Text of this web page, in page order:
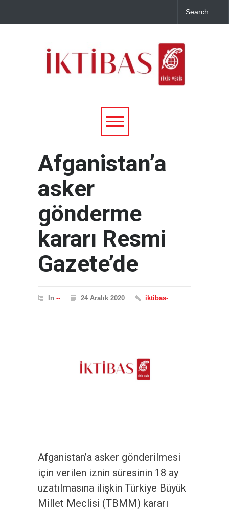
Afganistan’a
asker
gönderme
kararı Resmi
Gazete’de
In -- 24 Aralık 2020 iktibas-
Afganistan’a asker gönderilmesi
için verilen iznin süresinin 18 ay
uzatılmasına ilişkin Türkiye Büyük
Millet Meclisi (TBMM) kararı